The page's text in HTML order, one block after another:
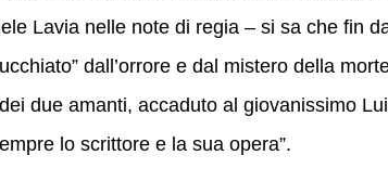
Lavia nelle note di regia – si sa che fin
dall’orrore e dal mistero della
due amanti, accaduto al giovanissimo
lo scrittore e la sua opera”.